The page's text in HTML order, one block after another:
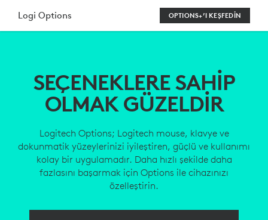
LOGITECH
YAZILIMI’NI
INDIR
Logi Options OPTIONS+’I KEŞFEDİN
SEÇENEKLERE SAHİP
OLMAK GÜZELDİR
Logitech Options; Logitech mouse, klavye ve
dokunmatik yüzeylerinizi iyileştiren, güçlü ve kullanımı
kolay bir uygulamadır. Daha hızlı şekilde daha
fazlasını başarmak için Options ile cihazınızı
özelleştirin.